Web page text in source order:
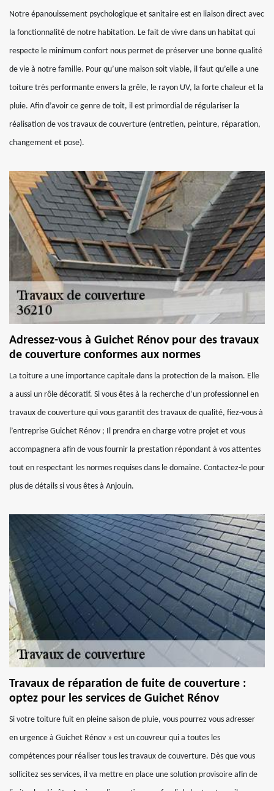
Notre épanouissement psychologique et sanitaire est en liaison direct avec
la fonctionnalité de notre habitation. Le fait de vivre dans un habitat qui
respecte le minimum confort nous permet de préserver une bonne qualité
de vie à notre famille. Pour qu’une maison soit viable, il faut qu’elle a une
toiture très performante envers la grêle, le rayon UV, la forte chaleur et la
pluie. Afin d’avoir ce genre de toit, il est primordial de régulariser la
réalisation de vos travaux de couverture (entretien, peinture, réparation,
changement et pose).
Adressez-vous à Guichet Rénov pour des travaux
de couverture conformes aux normes
La toiture a une importance capitale dans la protection de la maison. Elle
a aussi un rôle décoratif. Si vous êtes à la recherche d’un professionnel en
travaux de couverture qui vous garantit des travaux de qualité, fiez-vous à
l’entreprise Guichet Rénov ; Il prendra en charge votre projet et vous
accompagnera afin de vous fournir la prestation répondant à vos attentes
tout en respectant les normes requises dans le domaine. Contactez-le pour
plus de détails si vous êtes à Anjouin.
Travaux de réparation de fuite de couverture :
optez pour les services de Guichet Rénov
Si votre toiture fuit en pleine saison de pluie, vous pourrez vous adresser
en urgence à Guichet Rénov » est un couvreur qui a toutes les
compétences pour réaliser tous les travaux de couverture. Dès que vous
sollicitez ses services, il va mettre en place une solution provisoire afin de